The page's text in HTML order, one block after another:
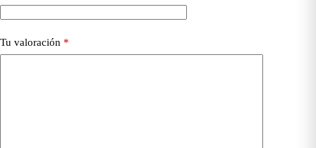
Tu valoración *